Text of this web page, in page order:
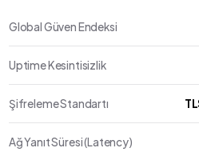
Global Güven Endeksi
Uptime Kesintisizlik
Şifreleme Standartı
Ağ Yanıt Süresi (Latency)